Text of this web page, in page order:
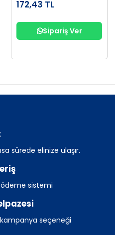
172,43 TL
Sipariş Ver
sürede elinize ulaşır.
sistemi
seçeneği